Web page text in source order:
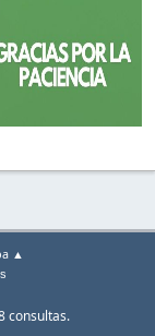
▲
consultas.